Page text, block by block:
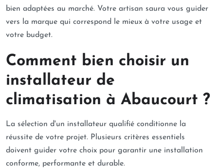
bien adaptées au marché. Votre artisan saura vous guider
vers la marque qui correspond le mieux à votre usage et
votre budget.
Comment bien choisir un
installateur de
climatisation à Abaucourt ?
La sélection d'un installateur qualifié conditionne la
réussite de votre projet. Plusieurs critères essentiels
doivent guider votre choix pour garantir une installation
conforme, performante et durable.